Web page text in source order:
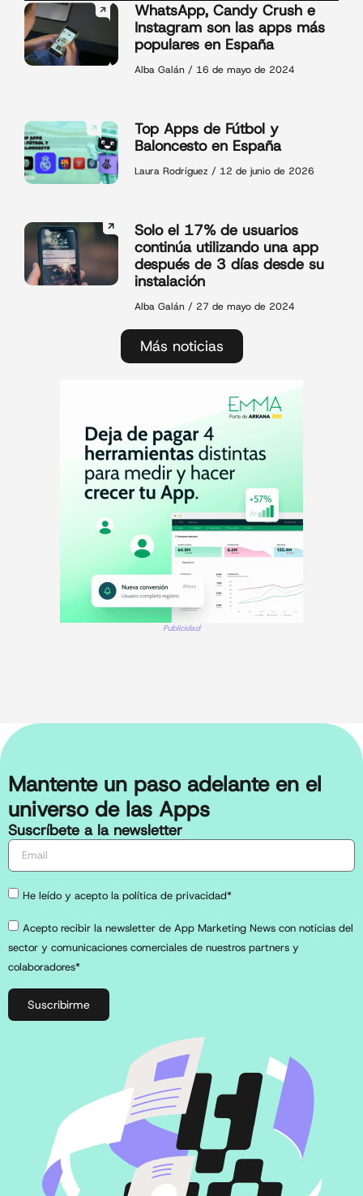
WhatsApp, Candy Crush e
Instagram son las apps más
populares en España
Alba Galán 16 de mayo de 2024
Top Apps de Fútbol y
Baloncesto en España
Laura Rodríguez 12 de junio de 2026
Solo el 17% de usuarios
continúa utilizando una app
después de 3 días desde su
instalación
Alba Galán 27 de mayo de 2024
Más noticias
Publicidad
Mantente un paso adelante en el
universo de las Apps
Suscríbete a la newsletter
He leído y acepto la política de privacidad*
Acepto recibir la newsletter de App Marketing News con noticias del
sector y comunicaciones comerciales de nuestros partners y
colaboradores*
Suscribirme